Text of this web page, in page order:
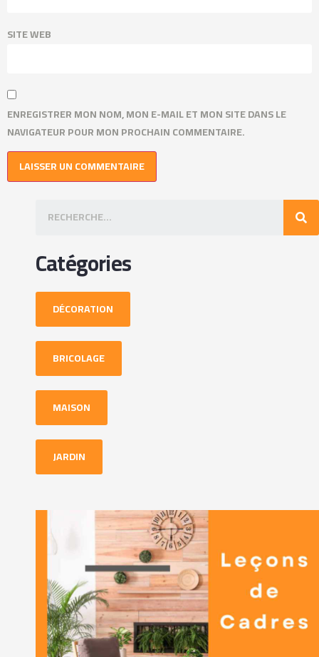
SITE WEB
ENREGISTRER MON NOM, MON E-MAIL ET MON SITE DANS LE
NAVIGATEUR POUR MON PROCHAIN COMMENTAIRE.
Catégories
DÉCORATION
BRICOLAGE
MAISON
JARDIN